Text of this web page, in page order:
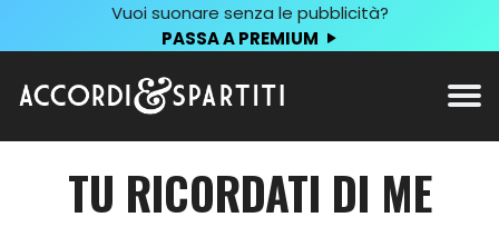
Vuoi suonare senza le pubblicità?
PASSA A PREMIUM
TU RICORDATI DI ME